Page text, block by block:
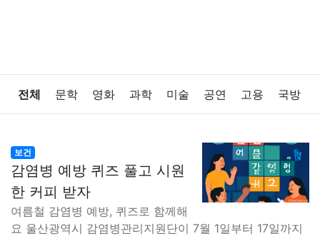
전체 문학 영화 과학 미술 공연 고용 국방
보건 질병 가요 방송 일상 주식 암호화폐
블록체인 결혼 육아 반려동물
보건
감염병 예방 퀴즈 풀고 시원
한 커피 받자
여름철 감염병 예방, 퀴즈로 함께해
요 울산광역시 감염병관리지원단이 7월 1일부터 17일까지